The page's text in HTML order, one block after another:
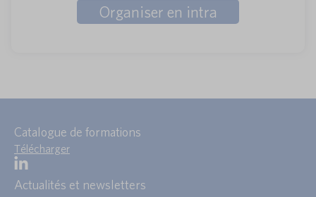
Organiser en intra
Catalogue de formations
Télécharger
Actualités et newsletters